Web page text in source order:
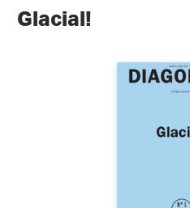
Glacial!